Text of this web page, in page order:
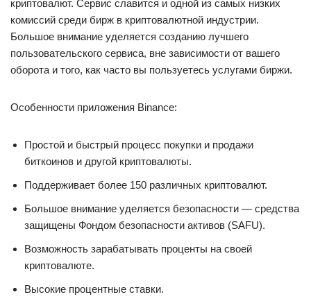
криптовалют. Сервис славится и одной из самых низких
комиссий среди бирж в криптовалютной индустрии.
Большое внимание уделяется созданию лучшего
пользовательского сервиса, вне зависимости от вашего
оборота и того, как часто вы пользуетесь услугами биржи.
Особенности приложения Binance:
Простой и быстрый процесс покупки и продажи
биткоинов и другой криптовалюты.
Поддерживает более 150 различных криптовалют.
Большое внимание уделяется безопасности — средства
защищены Фондом безопасности активов (SAFU).
Возможность зарабатывать проценты на своей
криптовалюте.
Высокие процентные ставки.